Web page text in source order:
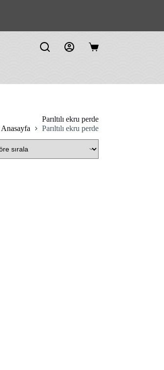
Shopping
Parıltılı ekru perde
Anasayfa
Parıltılı ekru perde